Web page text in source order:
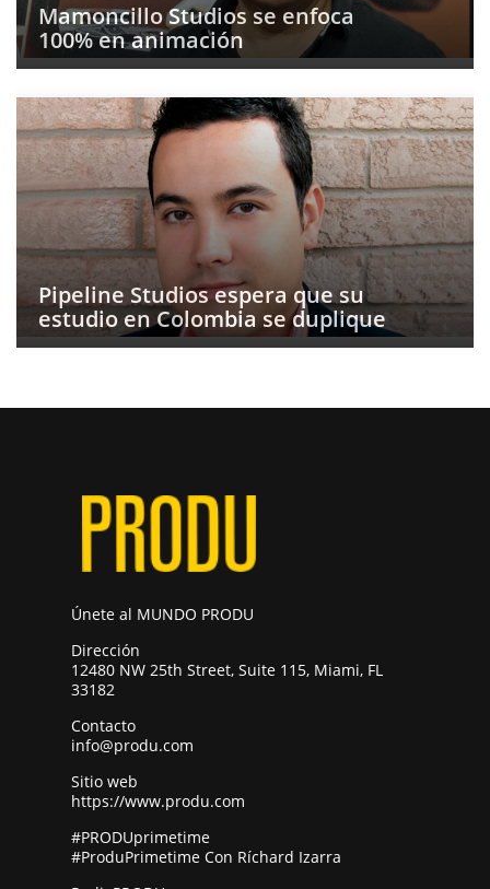
Mamoncillo Studios se enfoca
100% en animación
Pipeline Studios espera que su
estudio en Colombia se duplique
Únete al MUNDO PRODU
Dirección
12480 NW 25th Street, Suite 115, Miami, FL
33182
Contacto
info@produ.com
Sitio web
https://www.produ.com
#PRODUprimetime
#ProduPrimetime Con Ríchard Izarra